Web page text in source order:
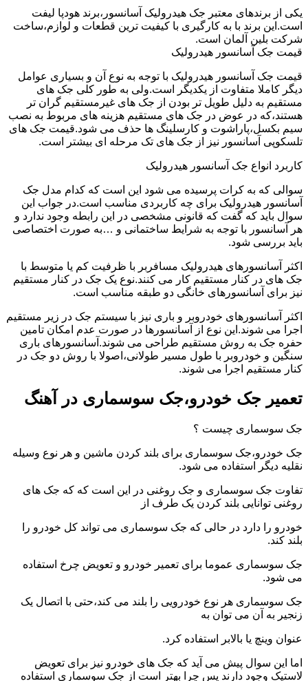
یکی از برندهای معتبر جک هیدرولیک آسانسور،برند هودپا لیفت
است.این برند با به کارگیری با کیفیت ترین قطعات و لوازم،ساخت
شرکت بلین آلمان است.
قیمت جک آسانسور هیدرولیک
قیمت جک آسانسور هیدرولیک با توجه به نوع آن و بسیاری عوامل
دیگر کاملا متفاوت از یکدیگر است.ولی به طور کلی جک های
مستقیم به دلیل طویل تر بودن از جک های غیرمستقیم گران تر
هستند،که در عوض در جک های مستقیم هزینه های مربوط به نصب
سیم بکسل،پاراشوت و کارسلینگ ها حذف می شود.قیمت جک های
تلسکوپی آسانسور نیز از جک های تک مرحله ای بیشتر است.
کاربرد انواع جک آسانسور هیدرولیک
سوالی که به کرات پرسیده می شود این است که کدام مدل جک
آسانسور هیدرولیک برای چه کاربردی مناسب است.در جواب این
سوال باید که گفت که قانونی مشخصی در این رابطه وجود ندارد و
هر آسانسور با توجه به شرایط ساختمانی و …به صورت اختصاصی
باید بررسی شود.
اکثر آسانسورهای هیدرولیک مسافربر با ظرفیت کم یا متوسط با
جک های در کنار مستقیم کار می کنند.نوع یک جک در کنار مستقیم
نیز برای آسانسورهای خانگی دو طبقه مناسب است.
اکثر آسانسورهای خودروبر و باری نیز با سیستم جک در زیر مستقیم
اجرا می شوند.این نوع از آسانسورها در صورت عدم امکان تامین
حفره جک به روش مستقیم طراحی می شوند.آسانسورهای باری
سنگین و خودروبر با طول مسیر طولانی،اصولا با روش دو جک در
کنار مستقیم اجرا می شوند.
تعمیر جک خودرو،جک سوسماری در آهنگ
جک سوسماری چیست ؟
جک خودرو،جک سوسماری برای بلند کردن ماشین و هر نوع وسیله
نقلیه دیگر استفاده می شود.
تفاوت جک سوسماری و جک روغنی در این است که که جک های
روغنی توانایی بلند کردن یک طرف از
خودرو را دارد در حالی که جک سوسماری می تواند کل خودرو را
بلند کند.
جک سوسماری عموما برای تعمیر خودرو و تعویض چرخ استفاده
می شود.
جک سوسماری هر نوع خودرویی را بلند می کند،حتی با اتصال یک
زنجیر به آن می توان به
عنوان وینچ یا بالابر استفاده کرد.
اما این سوال پیش می آید که جک های خودرو نیز برای تعویض
لاستیک وجود دارند پس چرا بهتر است از جک سوسماری استفاده